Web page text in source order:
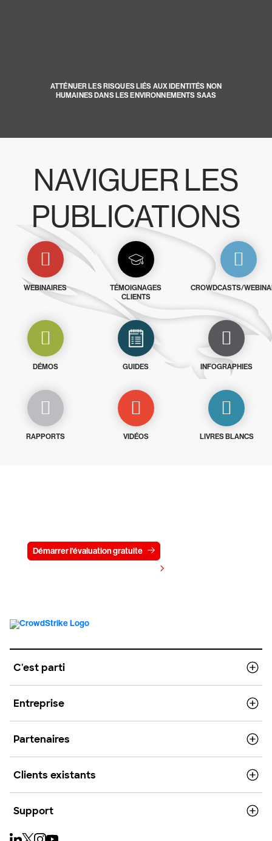
ATTÉNUER LES RISQUES LIÉS AUX IDENTITÉS NON
HUMAINES DANS LES ENVIRONNEMENTS SAAS
NAVIGUER LES
PUBLICATIONS
WEBINAIRES
TÉMOIGNAGES
CLIENTS
CROWDCASTS/
DÉMOS GUIDES INFOGRAPHIES
RAPPORTS VIDÉOS LIVRES BLANCS
Démarrer l'évaluation gratuite
C'est parti
Entreprise
Partenaires
Clients existants
Support